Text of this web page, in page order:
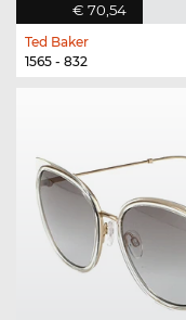
€ 70,54
Ted Baker
1565 - 832